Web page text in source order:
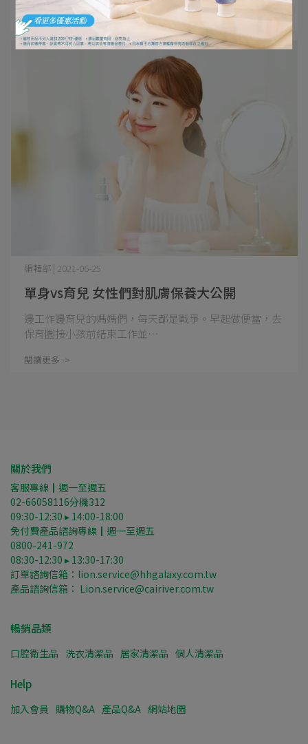
閱讀更多 ->
單身vs育兒 女性們對肌膚保養大公開
編輯部 | 2021-06-25
邊工作邊育兒的媽媽們，每天都是戰爭。早起做便當，去
保育園接小孩前結束工作並⋯
閱讀更多 ->
關於我們
客服專線┃週一至週五
02-66058116分機312
09:30-12:30 ▸ 14:00-18:00
免付費產品諮詢專線┃週一至週五
0800-241-972
08:30-12:30 ▸ 13:30-17:30
訂單諮詢信箱：lion.service@hhgalaxy.com.tw
產品諮詢信箱： Lion.service@cairiver.com.tw
暢銷品類
口腔衛生品 洗衣清潔品 居家清潔品 個人清潔品
Help
加入會員 購物Q&A 產品Q&A 網站地圖